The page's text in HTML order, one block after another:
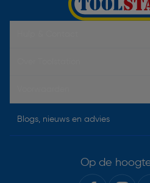
Blogs, nieuws en advies
Op de